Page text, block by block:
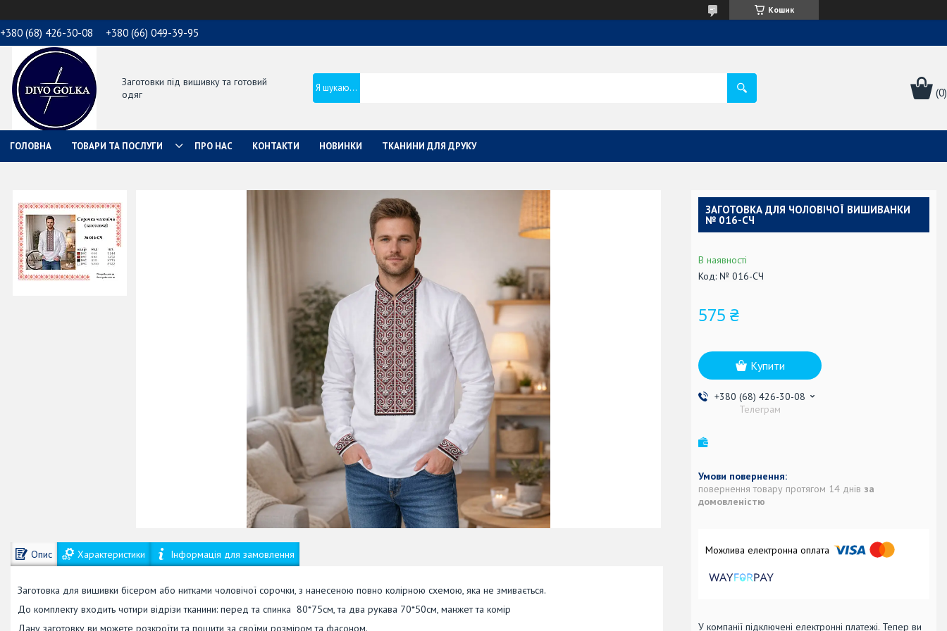
Кошик
+380 (68) 426-30-08 +380 (66) 049-39-95
Заготовки під вишивку та готовий
одяг
ГОЛОВНА ТОВАРИ ТА ПОСЛУГИ ПРО НАС КОНТАКТИ НОВИНКИ ТКАНИНИ ДЛЯ ДРУКУ
Опис Характеристики Інформація для замовлення
Заготовка для вишивки бісером або нитками чоловічої сорочки, з нанесеною повно колірною схемою, яка не змивається.
До комплекту входить чотири відрізи тканини: перед та спинка 80*75см, та два рукава 70*50см, манжет та комір
Дану заготовку ви можете розкроїти та пошити за своїми розміром та фасоном.
ЗАГОТОВКА ДЛЯ ЧОЛОВІЧОЇ ВИШИВАНКИ
№ 016-СЧ
В наявності
Код: № 016-СЧ
575 ₴
Купити
+380 (68) 426-30-08
Телеграм
повернення товару протягом 14 днів за
домовленістю
У компанії підключені електронні платежі. Тепер ви